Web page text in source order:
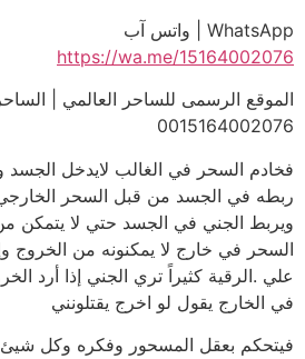
WhatsApp | واتس آب
https://wa.me/15164002076
الموقع الرسمى للساحر العالمي |
0015164002076
فخادم السحر في الغالب لايدخل الجسد
ربطه في الجسد من قبل السحر
ويربط الجني في الجسد حتي لا يتمكن
السحر في خارج لا يمكنونه من الخروج
علي .الرقية كثيراً تري الجني إذا أرد
في الخارج يقول لو اخرج يقتلونني
فيتحكم بعقل المسحور وفكره وكل